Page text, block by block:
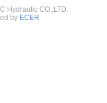
Hydraulic CO.,LTD.
by ECER